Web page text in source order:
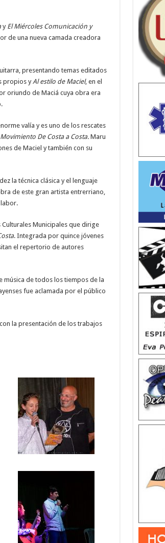
y El Miércoles Comunicación y
de una nueva camada creadora
presentando temas editados
propios yAl estilo de Maciel, en el
oriundo de Maciá cuya obra era
valía y es uno de los rescates
Movimiento De Costa a Costa.Maru
de Maciel y también con su
la técnica clásica y el lenguaje
de este gran artista entrerriano,
Municipales que dirige
. Integrada por quince jóvenes
el repertorio de autores
música de todos los tiempos de la
fue aclamada por el público
la presentación de los trabajos